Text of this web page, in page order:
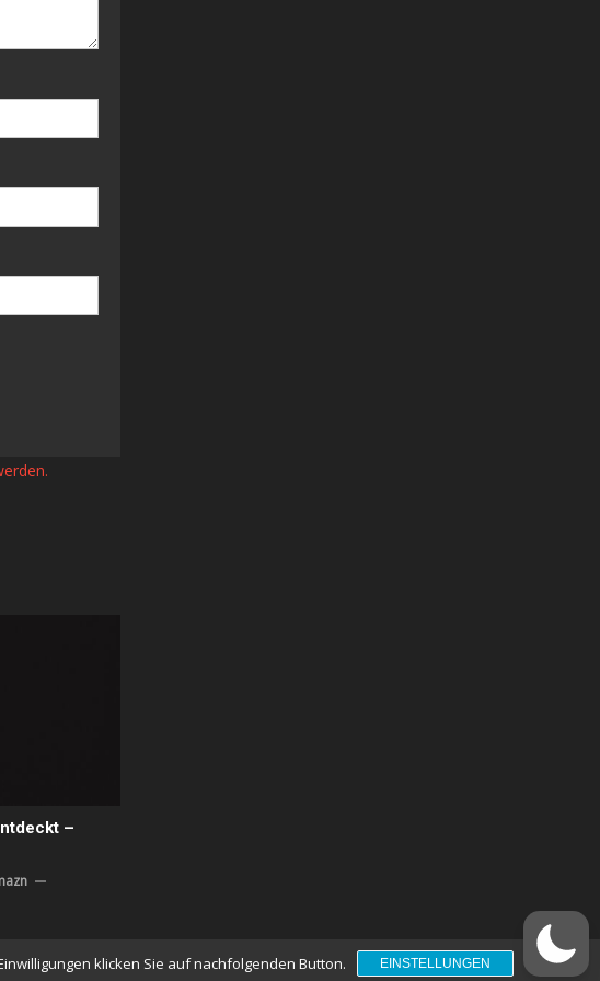
–
klicken Sie auf nachfolgenden Button. EINSTELLUNGEN